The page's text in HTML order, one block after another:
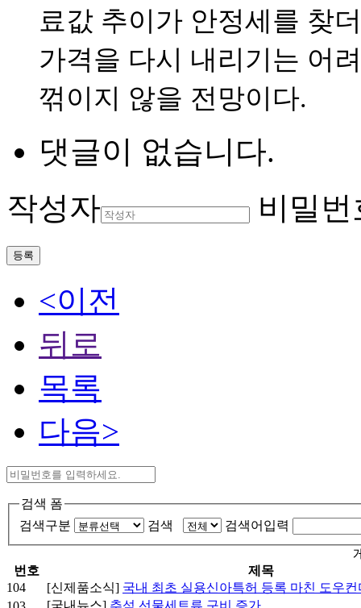
료값 추이가 안정세를 찾
가격을 다시 내리기는 어
꺾이지 않을 전망이다.
댓글이 없습니다.
작성자
비밀번
등록
<이전
뒤로
목록
다음>
검색 폼
검색구분
검색 검색어입력
번호
제목
104
[신제품소식] 국내 최초 실용신아특허 등록 마친 도우